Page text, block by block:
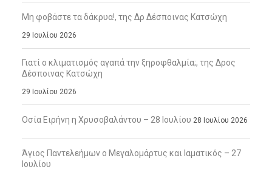
Μη φοβάστε τα δάκρυα!, της Δρ Δέσποινας Κατσώχη
29 Ιουλίου 2026
Γιατί ο κλιματισμός αγαπά την ξηροφθαλμία;, της Δρος
Δέσποινας Κατσώχη
29 Ιουλίου 2026
Οσία Ειρήνη η Χρυσοβαλάντου – 28 Ιουλίου 28 Ιουλίου 2026
Άγιος Παντελεήμων ο Μεγαλομάρτυς και Ιαματικός – 27
Ιουλίου